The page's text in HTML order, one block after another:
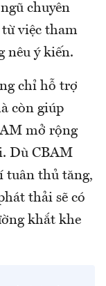
chuyên
việc tham
nêu ý kiến.
chỉ hỗ trợ
còn giúp
mở rộng
Dù CBAM
tuân thủ tăng,
thải sẽ có
khắt khe